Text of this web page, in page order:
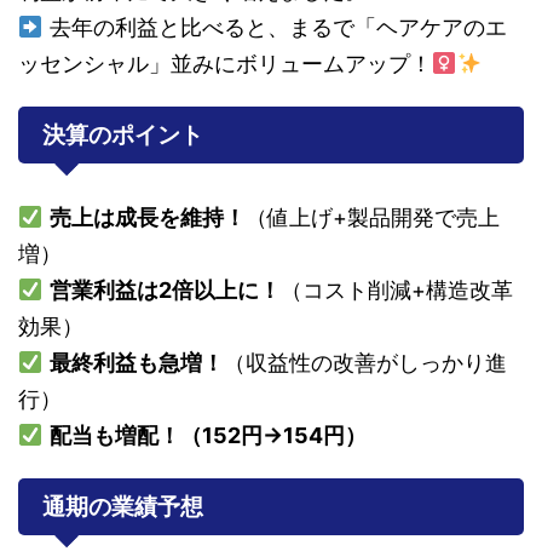
去年の利益と比べると、まるで「ヘアケアのエ
ッセンシャル」並みにボリュームアップ！‍
決算のポイント
売上は成長を維持！
（値上げ+製品開発で売上
増）
営業利益は2倍以上に！
（コスト削減+構造改革
効果）
最終利益も急増！
（収益性の改善がしっかり進
行）
配当も増配！（152円→154円）
通期の業績予想